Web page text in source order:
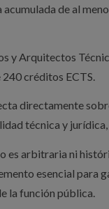
de al
y Arquitectos
créditos ECTS.
directamente
técnica y
es arbitraria ni
esencial para
la función pública.